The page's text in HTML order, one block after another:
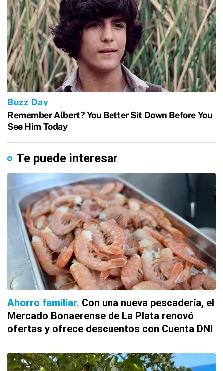
Te puede interesar
Ahorro familiar Con una nueva pescadería, el
Mercado Bonaerense de La Plata renovó
ofertas y ofrece descuentos con Cuenta DNI